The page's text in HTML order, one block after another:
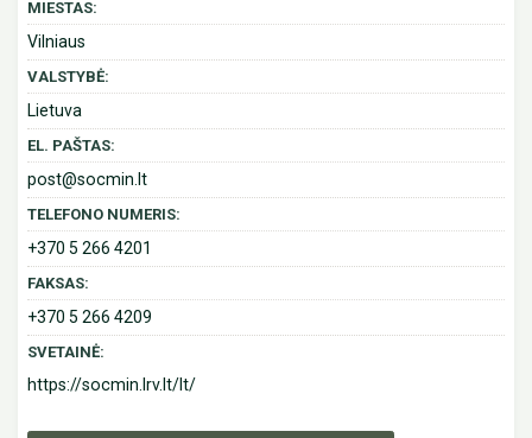
MIESTAS:
Vilniaus
VALSTYBĖ:
Lietuva
EL. PAŠTAS:
post@socmin.lt
TELEFONO NUMERIS:
+370 5 266 4201
FAKSAS:
+370 5 266 4209
SVETAINĖ:
https://socmin.lrv.lt/lt/